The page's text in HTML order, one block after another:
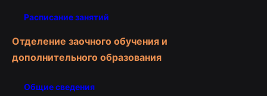
Расписание занятий
Отделение заочного обучения и
дополнительного образования
Общие сведения